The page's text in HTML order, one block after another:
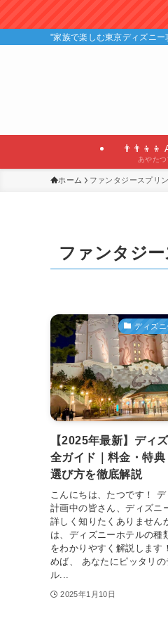
"家族で楽しむ東京ディズニ
👨‍👨‍👦‍👦
あやた
ホーム ファンタジースプリ
ファンタジ
ディズニ
【2025年最新】ディ
全ガイド｜料金・特
選び方を徹底解説
こんにちは、たつです！
計画中の皆さん、ディズニ
詳しく知りたくありません
は、ディズニーホテルの種
をわかりやすく解説します
めば、 あなたにピッタリ
ル...
2025年1月10日